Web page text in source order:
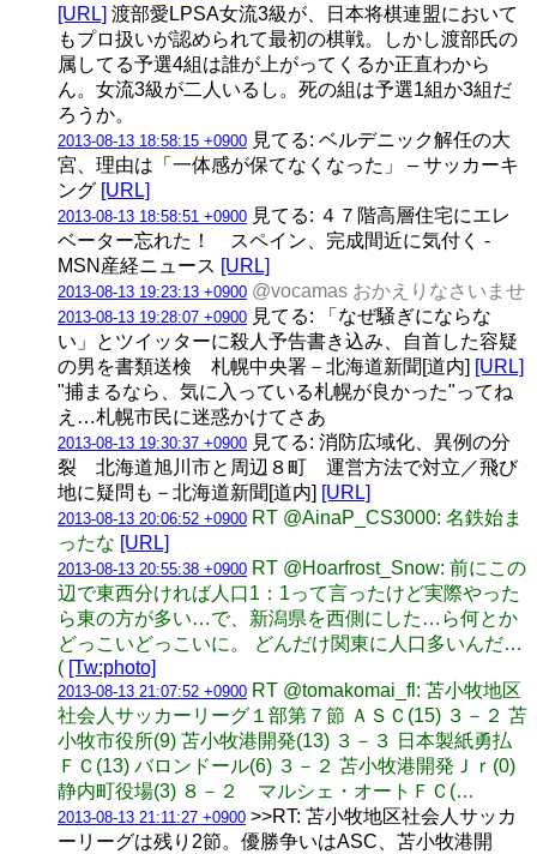
[URL] 渡部愛LPSA女流3級が、日本将棋連盟において
もプロ扱いが認められて最初の棋戦。しかし渡部氏の
属してる予選4組は誰が上がってくるか正直わから
ん。女流3級が二人いるし。死の組は予選1組か3組だ
ろうか。
2013-08-13 18:58:15 +0900 見てる: ベルデニック解任の大
宮、理由は「一体感が保てなくなった」 – サッカーキ
ング [URL]
2013-08-13 18:58:51 +0900 見てる: ４７階高層住宅にエレ
ベーター忘れた！ スペイン、完成間近に気付く -
MSN産経ニュース [URL]
2013-08-13 19:23:13 +0900 @vocamas おかえりなさいませ
2013-08-13 19:28:07 +0900 見てる: 「なぜ騒ぎにならな
い」とツイッターに殺人予告書き込み、自首した容疑
の男を書類送検 札幌中央署－北海道新聞[道内] [URL]
"捕まるなら、気に入っている札幌が良かった"ってね
え…札幌市民に迷惑かけてさあ
2013-08-13 19:30:37 +0900 見てる: 消防広域化、異例の分
裂 北海道旭川市と周辺８町 運営方法で対立／飛び
地に疑問も－北海道新聞[道内] [URL]
2013-08-13 20:06:52 +0900 RT @AinaP_CS3000: 名鉄始ま
ったな [URL]
2013-08-13 20:55:38 +0900 RT @Hoarfrost_Snow: 前にこの
辺で東西分ければ人口1：1って言ったけど実際やった
ら東の方が多い…で、新潟県を西側にした…ら何とか
どっこいどっこいに。 どんだけ関東に人口多いんだ…
( [Tw:photo]
2013-08-13 21:07:52 +0900 RT @tomakomai_fl: 苫小牧地区
社会人サッカーリーグ１部第７節 ＡＳＣ(15) ３－２ 苫
小牧市役所(9) 苫小牧港開発(13) ３－３ 日本製紙勇払
ＦＣ(13) バロンドール(6) ３－２ 苫小牧港開発Ｊｒ(0)
静内町役場(3) ８－２ マルシェ・オートＦＣ(…
2013-08-13 21:11:27 +0900 >>RT: 苫小牧地区社会人サッカ
ーリーグは残り2節。優勝争いはASC、苫小牧港開